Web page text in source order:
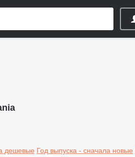
дешевые Год выпуска - сначала новые